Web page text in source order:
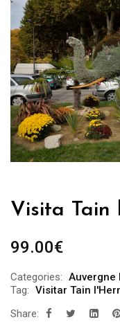
Visita Tain
99.00€
Categories: Auvergne
Tag: Visitar Tain
Share: